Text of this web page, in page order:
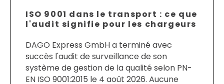
ISO 9001 dans le transport : ce que
l'audit signifie pour les chargeurs
DAGO Express GmbH a terminé avec
succès l'audit de surveillance de son
système de gestion de la qualité selon PN-
EN ISO 9001:2015 le 4 août 2026. Aucune